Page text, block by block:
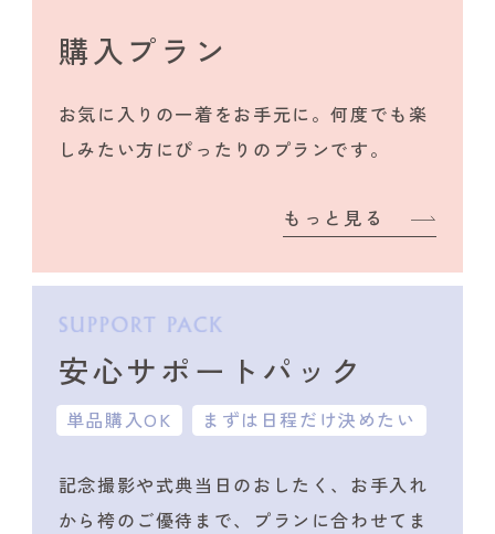
購入プラン
お気に入りの一着をお手元に。何度でも楽
しみたい方にぴったりのプランです。
もっと見る
安心サポートパック
単品購入OK まずは日程だけ決めたい
記念撮影や式典当日のおしたく、 お手入れ
から袴のご優待まで、プランに合わせて ま